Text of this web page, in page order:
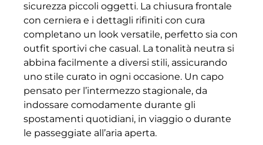
sicurezza piccoli oggetti. La chiusura frontale
con cerniera e i dettagli rifiniti con cura
completano un look versatile, perfetto sia con
outfit sportivi che casual. La tonalità neutra si
abbina facilmente a diversi stili, assicurando
uno stile curato in ogni occasione. Un capo
pensato per l’intermezzo stagionale, da
indossare comodamente durante gli
spostamenti quotidiani, in viaggio o durante
le passeggiate all’aria aperta.